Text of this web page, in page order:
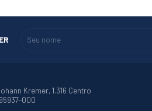
Kremer, 1.316 Centro
000